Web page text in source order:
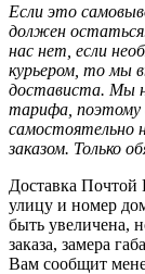
Если это
должен
нас нет, если
курьером, то мы
достависта. Мы
тарифа, поэтому
самостоятельно
заказом. Только
Доставка Почтой
улицу и номер
быть увеличена,
заказа, замера
Вам сообщит